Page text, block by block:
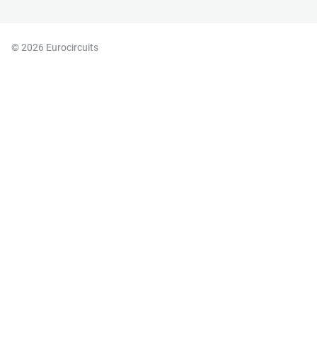
© 2026 Eurocircuits